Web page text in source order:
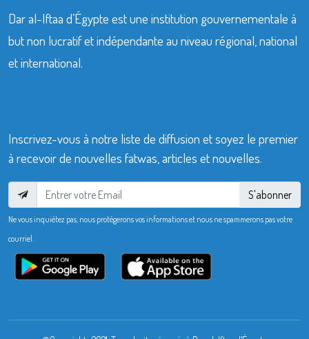
Dar al-Iftaa d’Égypte est une institution gouvernementale à
but non lucratif et indépendante au niveau régional, national
et international.
Inscrivez-vous à notre liste de diffusion et soyez le premier
à recevoir de nouvelles fatwas, articles et nouvelles.
S'abonner
Ne vous inquiétez pas, nous protégerons vos informations et nous ne spammerons pas votre
courriel.